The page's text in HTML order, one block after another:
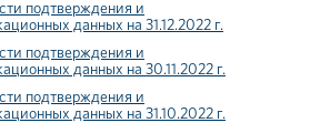
подтверждения и
данных на 31.12.2022 г.
подтверждения и
данных на 30.11.2022 г.
подтверждения и
данных на 31.10.2022 г.